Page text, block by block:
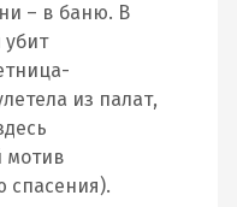
– в баню. В
из палат,
мотив
спасения).